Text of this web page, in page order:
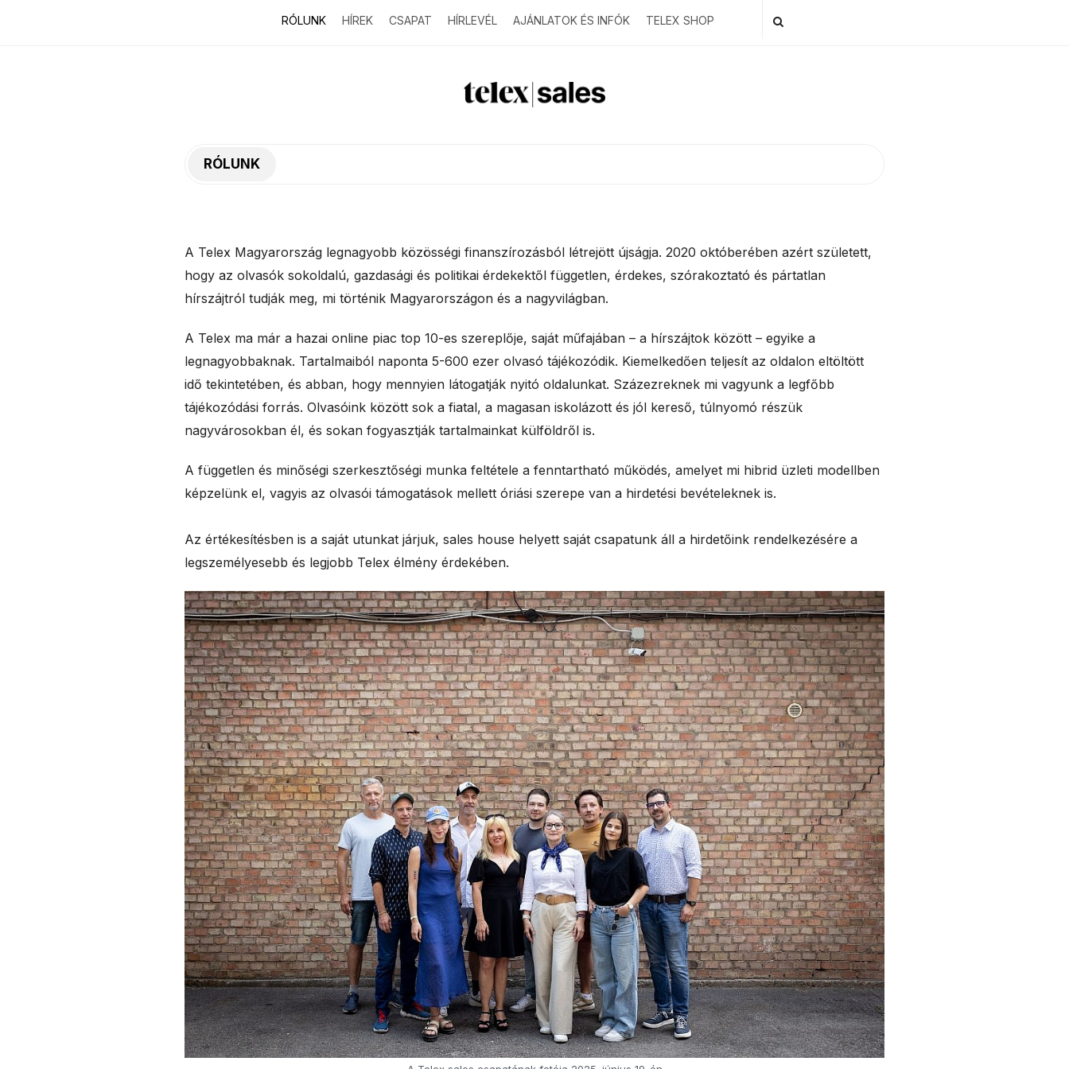
RÓLUNK HÍREK CSAPAT HÍRLEVÉL AJÁNLATOK ÉS INFÓK TELEX SHOP
T
x
s
a
l
e
s
RÓLUNK
A Telex Magyarország legnagyobb közösségi finanszírozásból létrejött újságja. 2020 októberében azért született,
hogy az olvasók sokoldalú, gazdasági és politikai érdekektől független, érdekes, szórakoztató és pártatlan
hírszájtról tudják meg, mi történik Magyarországon és a nagyvilágban.
A Telex ma már a hazai online piac top 10-es szereplője, saját műfajában – a hírszájtok között – egyike a
legnagyobbaknak. Tartalmaiból naponta 5-600 ezer olvasó tájékozódik. Kiemelkedően teljesít az oldalon eltöltött
idő tekintetében, és abban, hogy mennyien látogatják nyitó oldalunkat. Százezreknek mi vagyunk a legfőbb
tájékozódási forrás. Olvasóink között sok a fiatal, a magasan iskolázott és jól kereső, túlnyomó részük
nagyvárosokban él, és sokan fogyasztják tartalmainkat külföldről is.
A független és minőségi szerkesztőségi munka feltétele a fenntartható működés, amelyet mi hibrid üzleti modellben
képzelünk el, vagyis az olvasói támogatások mellett óriási szerepe van a hirdetési bevételeknek is.
Az értékesítésben is a saját utunkat járjuk, sales house helyett saját csapatunk áll a hirdetőink rendelkezésére a
legszemélyesebb és legjobb Telex élmény érdekében.